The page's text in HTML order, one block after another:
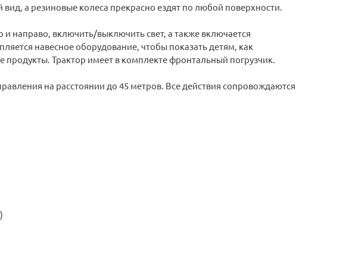
а резиновые колеса прекрасно ездят по любой поверхности.
и направо, включить/выключить свет, а также включается
навесное оборудование, чтобы показать детям, как
Трактор имеет в комплекте фронтальный погрузчик.
на расстоянии до 45 метров. Все действия сопровождаются